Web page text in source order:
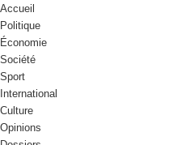
Accueil
Politique
Économie
Société
Sport
International
Culture
Opinions